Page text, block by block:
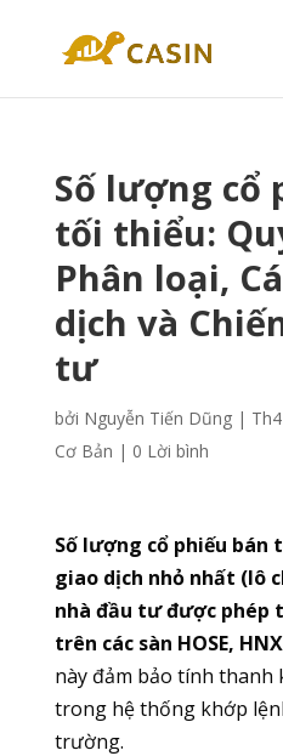
Số lượng cổ
tối thiểu:
Phân loại,
dịch và
tư
bởi Nguyễn Tiến Dũng|
Cơ Bản | 0 Lời bình
Số lượng cổ phiếu bán
giao dịch nhỏ nhất (lô
nhà đầu tư được phép
trên các sàn HOSE,
này đảm bảo tính thanh
trong hệ thống khớp
trường.